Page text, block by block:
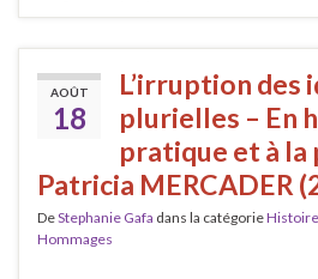
AOÛT
18
L’irruption des
plurielles – En
pratique et à la
Patricia MERCADER
DeStephanie Gafa dans la catégorie
Hommages